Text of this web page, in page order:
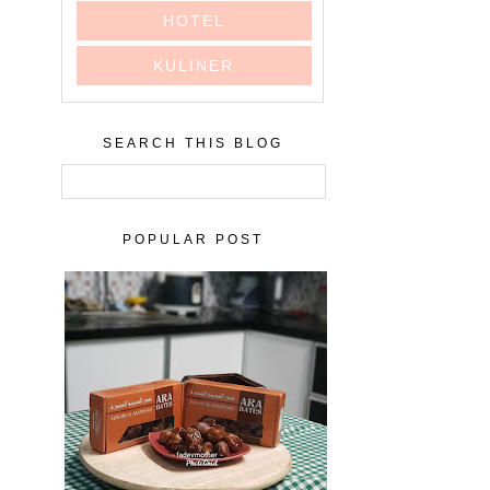
HOTEL
KULINER
SEARCH THIS BLOG
POPULAR POST